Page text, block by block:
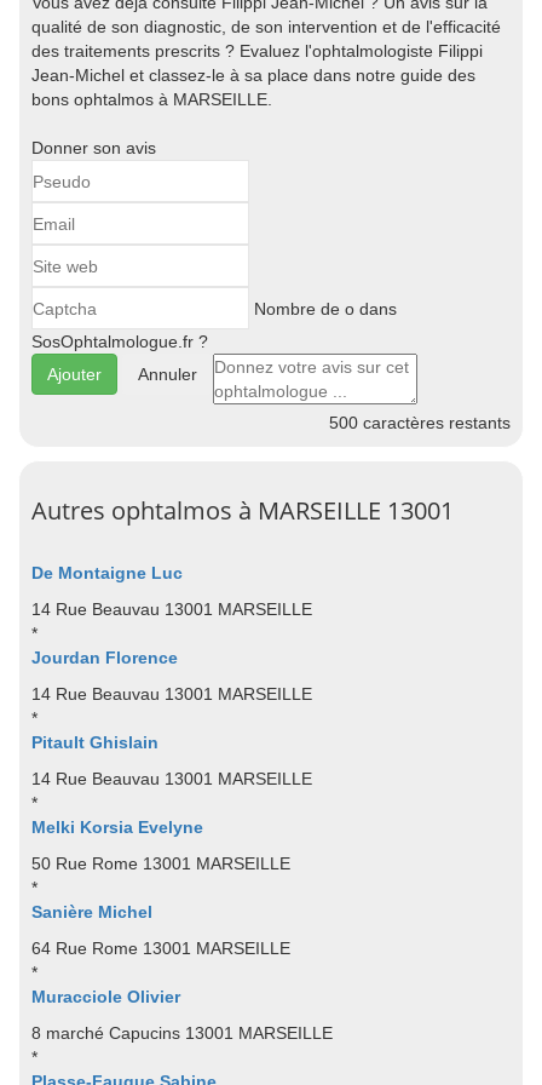
qualité de son diagnostic, de son intervention et de l'efficacité
des traitements prescrits ? Evaluez l'ophtalmologiste Filippi
Jean-Michel et classez-le à sa place dans notre guide des
bons ophtalmos à MARSEILLE.
Donner son avis
Nombre de o dans
SosOphtalmologue.fr ?
Annuler
500 caractères restants
Autres ophtalmos à MARSEILLE 13001
De Montaigne Luc
14 Rue Beauvau 13001 MARSEILLE
*
Jourdan Florence
14 Rue Beauvau 13001 MARSEILLE
*
Pitault Ghislain
14 Rue Beauvau 13001 MARSEILLE
*
Melki Korsia Evelyne
50 Rue Rome 13001 MARSEILLE
*
Sanière Michel
64 Rue Rome 13001 MARSEILLE
*
Muracciole Olivier
8 marché Capucins 13001 MARSEILLE
*